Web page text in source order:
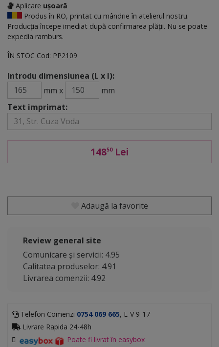
Aplicare ușoară
Produs în RO, printat cu mândrie în atelierul nostru.
Producția începe imediat după confirmarea plății. Nu se poate
expedia ramburs.
ÎN STOC Cod: PP2109
Introdu dimensiunea (L x l):
mm x
mm
Text imprimat:
14850Lei
Adaugă la favorite
Review general site
Comunicare și servicii: 4.95
Calitatea produselor: 4.91
Livrarea comenzii: 4.92
Telefon Comenzi 0754 069 665, L-V 9-17
Livrare Rapida 24-48h
Poate fi livrat în easybox